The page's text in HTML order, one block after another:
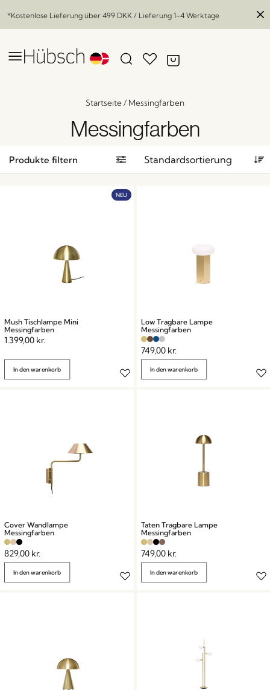
*Kostenlose Lieferung über 499 DKK / Lieferung 1-4 Werktage
Startseite/ Messingfarben
Messingfarben
Produkte filtern
NEU
Mush Tischlampe Mini
Messingfarben
1.399,00 kr.
In den warenkorb
Low Tragbare Lampe
Messingfarben
749,00 kr.
In den warenkorb
Cover Wandlampe
Messingfarben
829,00 kr.
In den warenkorb
Taten Tragbare Lampe
Messingfarben
749,00 kr.
In den warenkorb